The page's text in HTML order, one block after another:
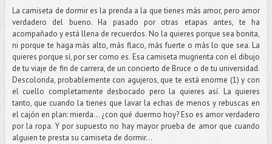
La camiseta de dormir es la prenda a la que tienes más amor, pero amor
verdadero del bueno. Ha pasado por otras etapas antes, te ha
acompañado y está llena de recuerdos. No la quieres porque sea bonita,
ni porque te haga más alto, más flaco, más fuerte o más lo que sea. La
quieres porque sí, por ser como es. Esa camiseta mugrienta con el dibujo
de tu viaje de fin de carrera, de un concierto de Bruce o de tu universidad.
Descolorida, probablemente con agujeros, que te está enorme (1) y con
el cuello completamente desbocado pero la quieres así. La quieres
tanto, que cuando la tienes que lavar la echas de menos y rebuscas en
el cajón en plan: mierda... ¿con qué duermo hoy? Eso es amor verdadero
por la ropa. Y por supuesto no hay mayor prueba de amor que cuando
alguien te presta su camiseta de dormir…